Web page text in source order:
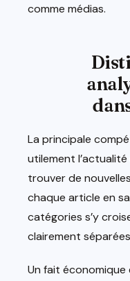
comme médias.
La principale
utilement
trouver de
chaque article en
catégories s’y
clairement
Un fait